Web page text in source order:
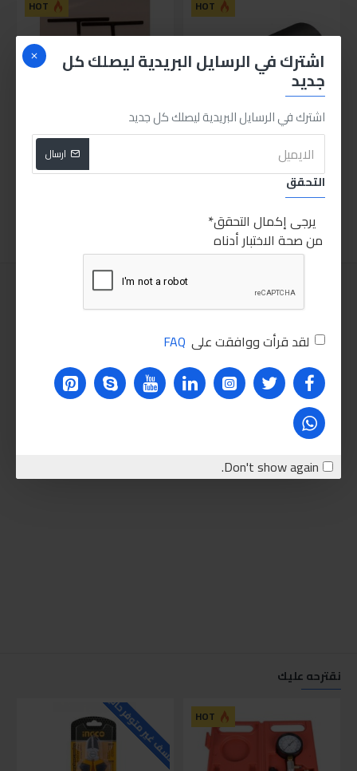
اشترك في الرسايل البريدية ليصلك كل
جديد
اشترك في الرسايل البريدية ليصلك كل جديد
ارسال
التحقق
يرجى إكمال التحقق
من صحة الاختبار أدناه
لقد قرأت ووافقت على FAQ
Don't show again.
HOT
لقمة حساس جكمان 22ملي
275.00LE
HOT
130.00LE
نقترحه عليك
HOT للاسف غير متوفر حاليا